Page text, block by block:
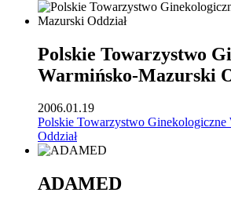
Polskie Towarzystwo
Warmińsko-Mazurski
2006.01.19
Polskie Towarzystwo Ginekologiczne
Oddział
ADAMED